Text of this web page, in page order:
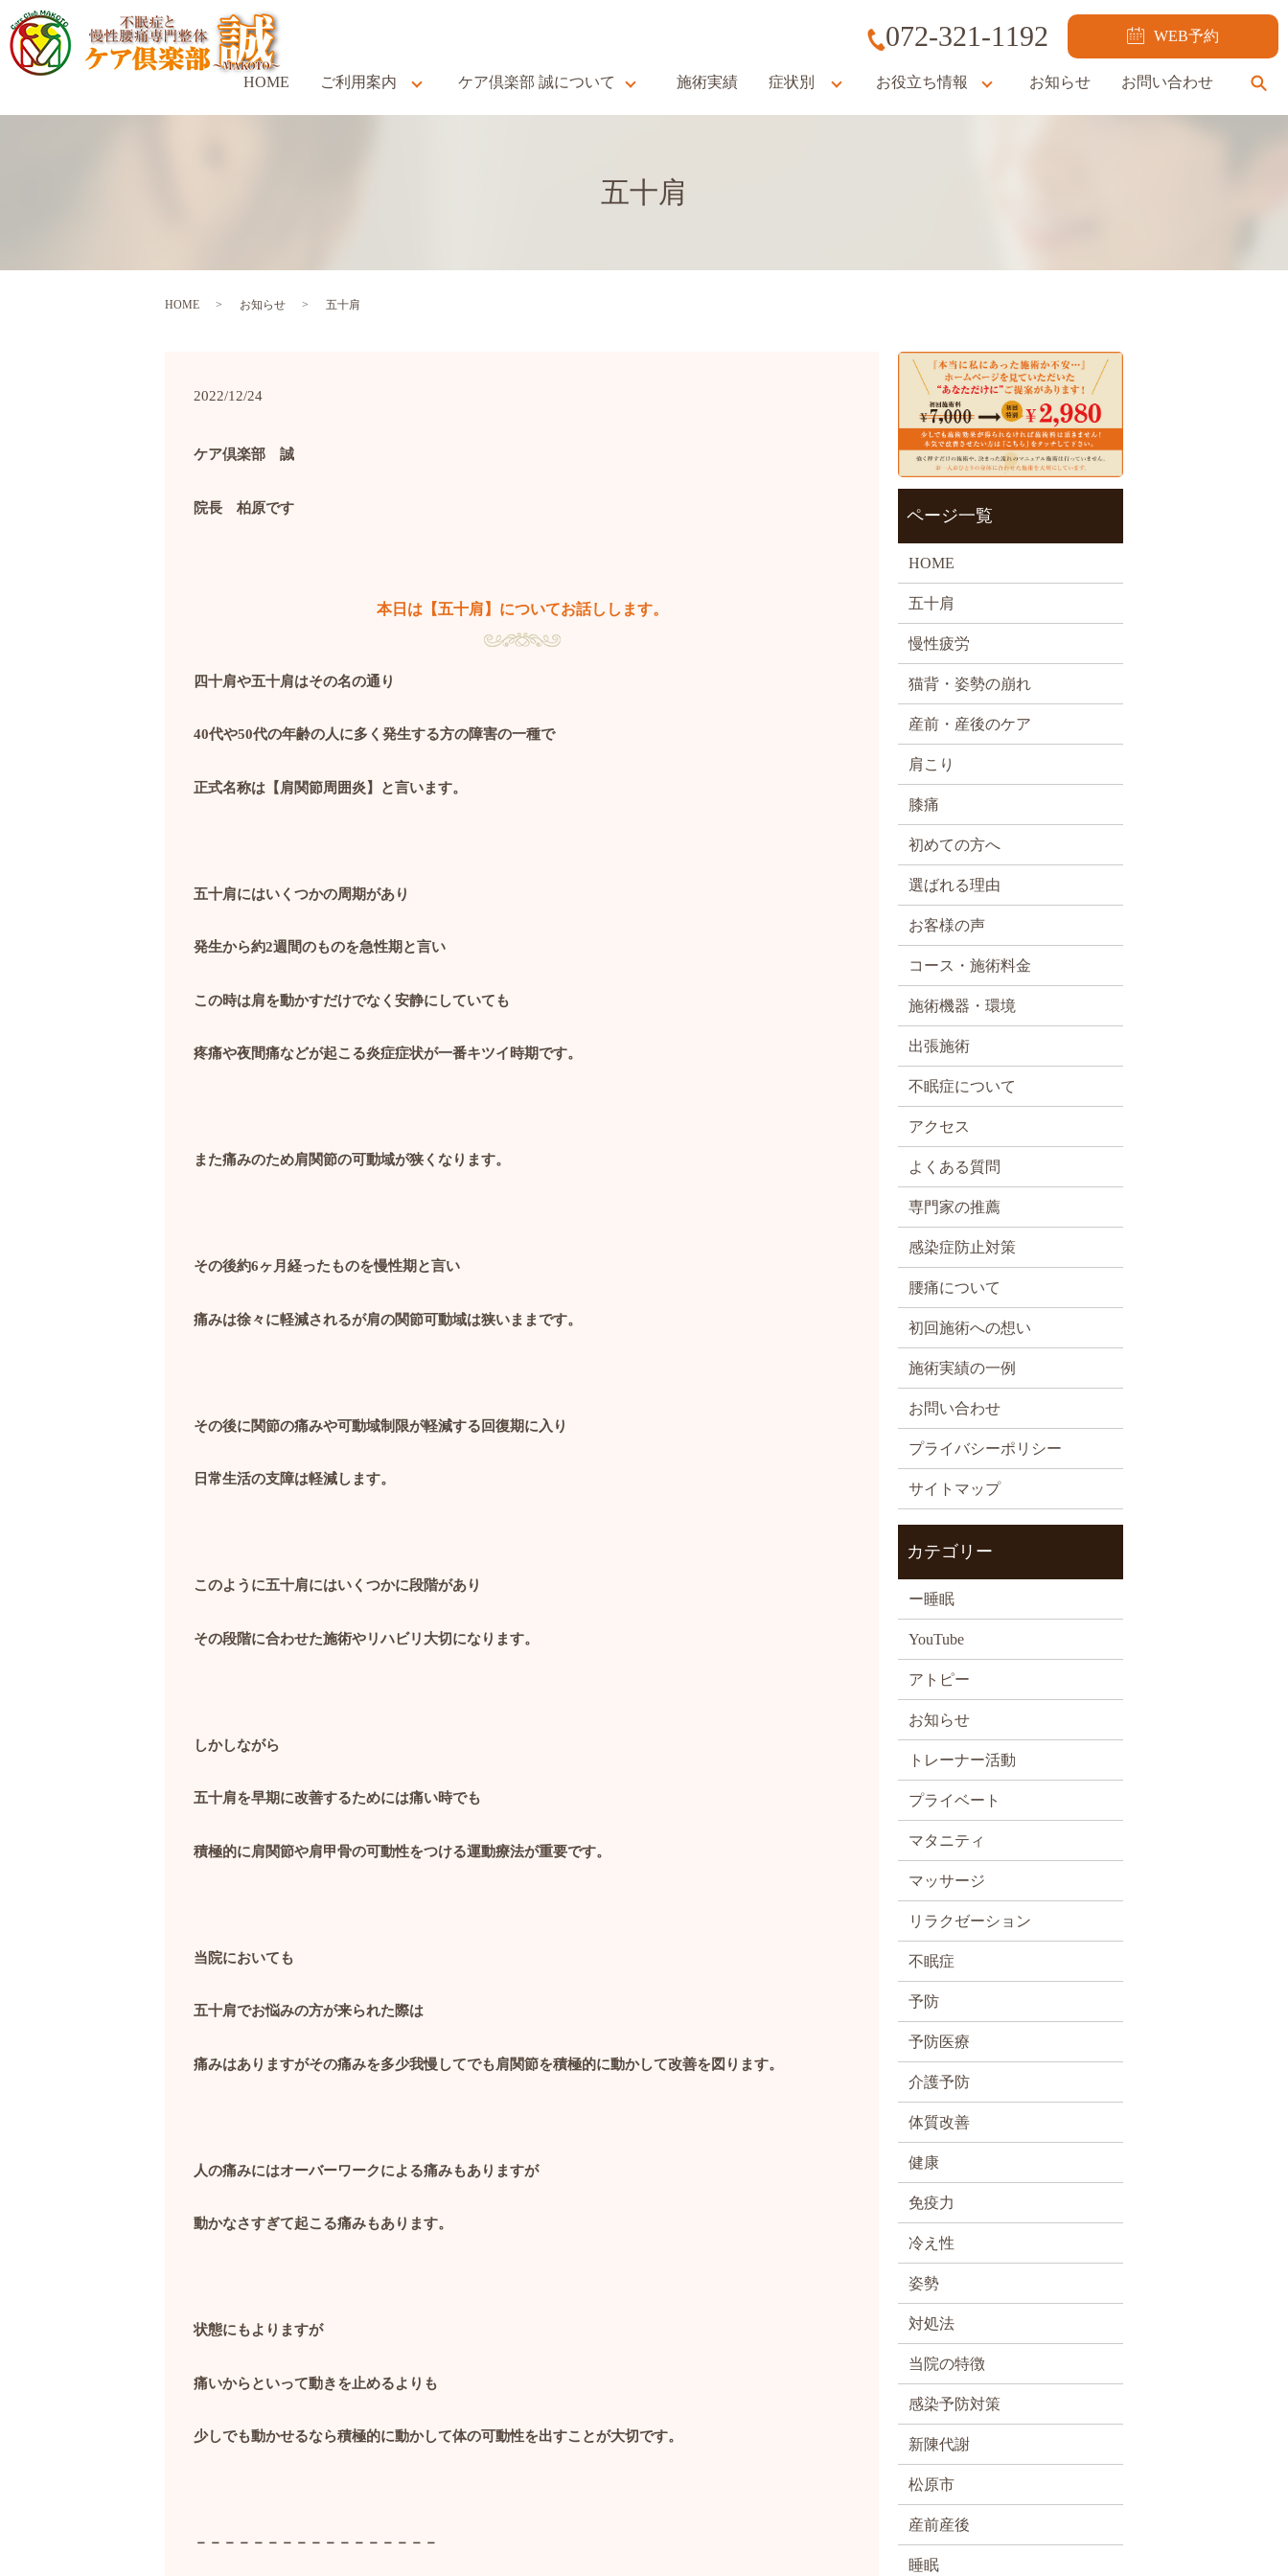
072-321-1192 WEB予約
HOME ご利用案内 ケア倶楽部 誠について 施術実績 症状別 お役立ち情報 お知らせ お問い合わせ
五十肩
HOME お知らせ 五十肩
2022/12/24
ケア倶楽部 誠
院長 柏原です
本日は【五十肩】についてお話しします。
四十肩や五十肩はその名の通り
40代や50代の年齢の人に多く発生する方の障害の一種で
正式名称は【肩関節周囲炎】と言います。
五十肩にはいくつかの周期があり
発生から約2週間のものを急性期と言い
この時は肩を動かすだけでなく安静にしていても
疼痛や夜間痛などが起こる炎症症状が一番キツイ時期です。
また痛みのため肩関節の可動域が狭くなります。
その後約6ヶ月経ったものを慢性期と言い
痛みは徐々に軽減されるが肩の関節可動域は狭いままです。
その後に関節の痛みや可動域制限が軽減する回復期に入り
日常生活の支障は軽減します。
このように五十肩にはいくつかに段階があり
その段階に合わせた施術やリハビリ大切になります。
しかしながら
五十肩を早期に改善するためには痛い時でも
積極的に肩関節や肩甲骨の可動性をつける運動療法が重要です。
当院においても
五十肩でお悩みの方が来られた際は
痛みはありますがその痛みを多少我慢してでも肩関節を積極的に動かして改善を図ります。
人の痛みにはオーバーワークによる痛みもありますが
動かなさすぎて起こる痛みもあります。
状態にもよりますが
痛いからといって動きを止めるよりも
少しでも動かせるなら積極的に動かして体の可動性を出すことが大切です。
－－－－－－－－－－－－－－－－－
ページ一覧
HOME
五十肩
慢性疲労
猫背・姿勢の崩れ
産前・産後のケア
肩こり
膝痛
初めての方へ
選ばれる理由
お客様の声
コース・施術料金
施術機器・環境
出張施術
不眠症について
アクセス
よくある質問
専門家の推薦
感染症防止対策
腰痛について
初回施術への想い
施術実績の一例
お問い合わせ
プライバシーポリシー
サイトマップ
カテゴリー
ー睡眠
YouTube
アトピー
お知らせ
トレーナー活動
プライベート
マタニティ
マッサージ
リラクゼーション
不眠症
予防
予防医療
介護予防
体質改善
健康
免疫力
冷え性
姿勢
対処法
当院の特徴
感染予防対策
新陳代謝
松原市
産前産後
睡眠